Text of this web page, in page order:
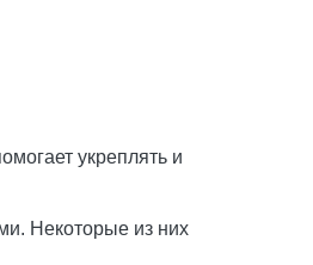
укреплять и
Некоторые из них